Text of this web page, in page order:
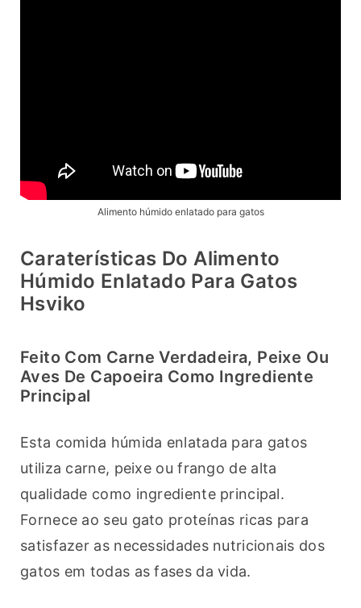
Alimento húmido enlatado para gatos
Caraterísticas Do Alimento
Húmido Enlatado Para Gatos
Hsviko
Feito Com Carne Verdadeira, Peixe Ou
Aves De Capoeira Como Ingrediente
Principal
Esta comida húmida enlatada para gatos
utiliza carne, peixe ou frango de alta
qualidade como ingrediente principal.
Fornece ao seu gato proteínas ricas para
satisfazer as necessidades nutricionais dos
gatos em todas as fases da vida.